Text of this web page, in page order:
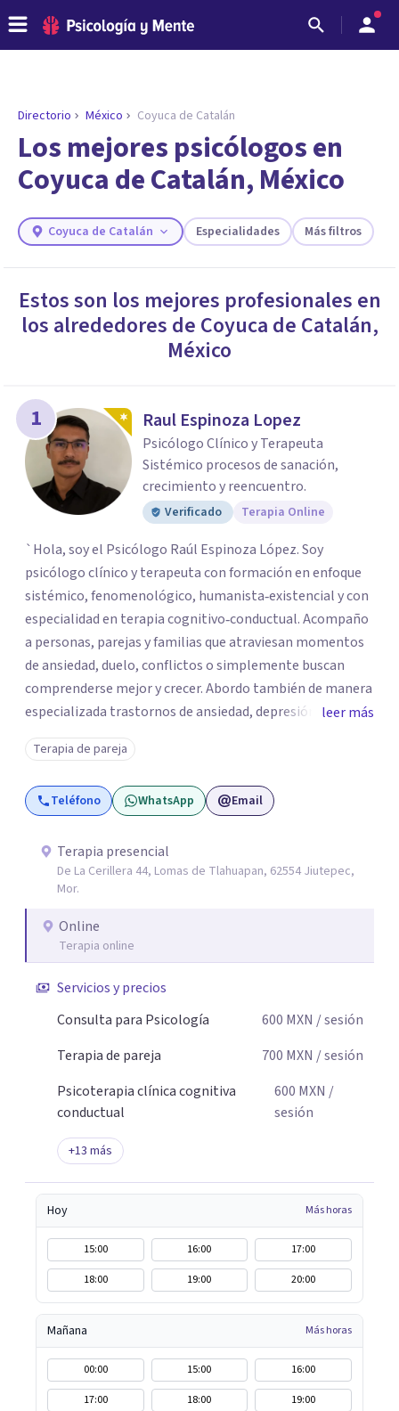
ENCONTRAR MI TERAPEUTA
¿Necesitas ayuda para encontrar el
psicólogo adecuado?
los profesionales que más se ajustan a tus
necesidades.
Responder cuestionario
Directorio México Coyuca de Catalán
Los mejores psicólogos en
Coyuca de Catalán, México
Coyuca de Catalán Especialidades Más filtros
Estos son los mejores profesionales en
los alrededores de Coyuca de Catalán,
México
1 Raul Espinoza Lopez
Psicólogo Clínico y Terapeuta
Sistémico procesos de sanación,
crecimiento y reencuentro.
Verificado Terapia Online
`Hola, soy el Psicólogo Raúl Espinoza López. Soy
psicólogo clínico y terapeuta con formación en enfoque
sistémico, fenomenológico, humanista‑existencial y con
especialidad en terapia cognitivo‑conductual. Acompaño
a personas, parejas y familias que atraviesan momentos
de ansiedad, duelo, conflictos o simplemente buscan
comprenderse mejor y crecer. Abordo también de manera
especializada trastornos de ansiedad, depresión,
trastornos de atención e hiperactividad, trastornos del
estado de ánimo, problemas emocionales y
conductuales, así como dificultades en el manejo del
estrés y las emociones. Mi espacio es seguro, respetuoso
mi labor es escucharte con atención, acompañarte a dar
sentido a lo que vives y construir juntos caminos hacia tu
bienestar. Gracias por confiar en este camino.`
leer más
Terapia de pareja
Teléfono WhatsApp Email
Terapia presencial
De La Cerillera 44, Lomas de Tlahuapan, 62554 Jiutepec,
Mor.
Online
Terapia online
Servicios y precios
Consulta para Psicología
600 MXN / sesión
Terapia de pareja
700 MXN / sesión
Psicoterapia clínica cognitiva
conductual
600 MXN /
sesión
+13 más
Hoy Más horas
15:00 16:00
17:00
18:00
19:00 20:00
Mañana Más horas
00:00 15:00
16:00
17:00
18:00 19:00